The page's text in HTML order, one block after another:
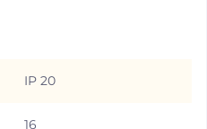
IP 20
16